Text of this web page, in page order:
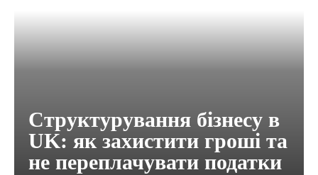
Структурування бізнесу в
UK: як захистити гроші та
не переплачувати податки